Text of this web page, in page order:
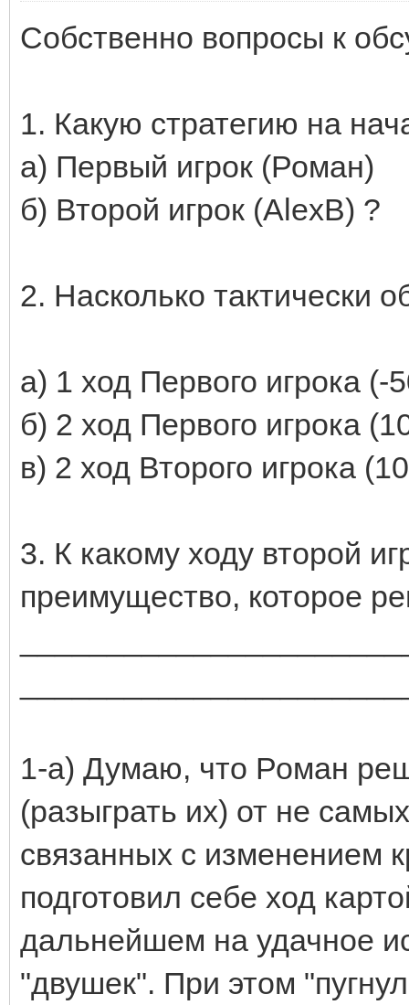
Собственно вопросы к
1. Какую стратегию на
а) Первый игрок (Роман)
б) Второй игрок (AlexB) ?
2. Насколько тактически
а) 1 ход Первого игрока
б) 2 ход Первого игрока
в) 2 ход Второго игрока
3. К какому ходу второй
преимущество, которое
1-а) Думаю, что Роман
(разыграть их) от не
связанных с изменением
подготовил себе ход
дальнейшем на удачное
"двушек". При этом